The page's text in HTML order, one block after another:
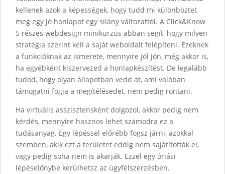
kellenek azok a képességek, hogy tudd mi különböztet
meg egy jó honlapot egy silány változattól. A Click&Know
5 részes webdesign minikurzus abban segít, hogy milyen
stratégia szerint kell a saját weboldalt felépíteni. Ezeknek
a funkcióknak az ismerete, mennyire jól jön, még akkor is,
ha egyébként kiszervezed a honlapkészítést. De legalább
tudod, hogy olyan állapotban vedd át, ami valóban
támogatni fogja a megítélésedet, nem pedig rontani.
Ha virtuális asszisztensként dolgozol, akkor pedig nem
kérdés, mennyire hasznos lehet számodra ez a
tudásanyag. Egy lépéssel előrébb fogsz járni, azokkal
szemben, akik ezt a területet eddig nem sajátították el,
vagy pedig soha nem is akarják. Ezzel egy óriási
lépéselőnybe kerülhetsz az ügyfélszerzésben.